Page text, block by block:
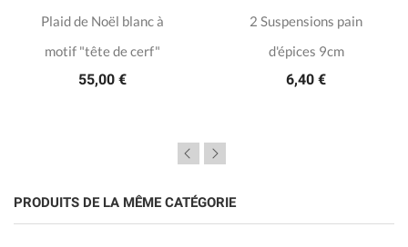
Plaid de Noël blanc à
motif "tête de cerf"
55,00 €
2 Suspensions pain
d'épices 9cm
6,40 €
PRODUITS DE LA MÊME CATÉGORIE